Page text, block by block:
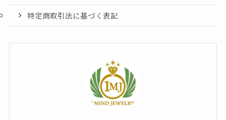
特定商取引法に基づく表記